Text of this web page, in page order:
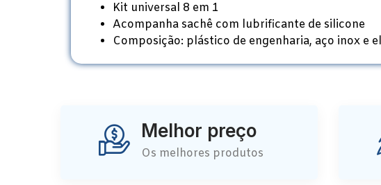
Kit universal 8 em 1
Acompanha sachê com lubrificante de silicone
Composição: plástico de engenharia, aço inox e
Melhor preço
Os melhores produtos